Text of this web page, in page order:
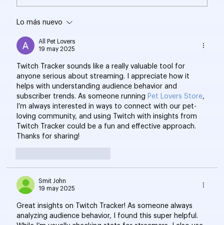
funciona?
Lo más nuevo
All Pet Lovers
19 may 2025
Twitch Tracker sounds like a really valuable tool for
anyone serious about streaming. I appreciate how it
helps with understanding audience behavior and
subscriber trends. As someone running Pet Lovers Store,
I’m always interested in ways to connect with our pet-
loving community, and using Twitch with insights from
Twitch Tracker could be a fun and effective approach.
Thanks for sharing!
Smit John
19 may 2025
Great insights on Twitch Tracker! As someone always
analyzing audience behavior, I found this super helpful.